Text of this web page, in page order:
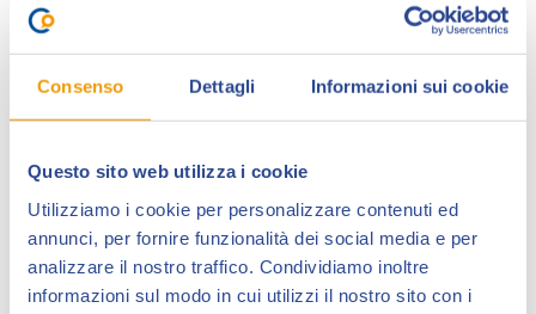
Consenso Dettagli Informazioni sui cookie
Questo sito web utilizza i cookie
Utilizziamo i cookie per personalizzare contenuti ed
annunci, per fornire funzionalità dei social media e per
analizzare il nostro traffico. Condividiamo inoltre
informazioni sul modo in cui utilizzi il nostro sito con i
Nicola Pesce Editore
Interessantissime sono le novità presenti allo stand